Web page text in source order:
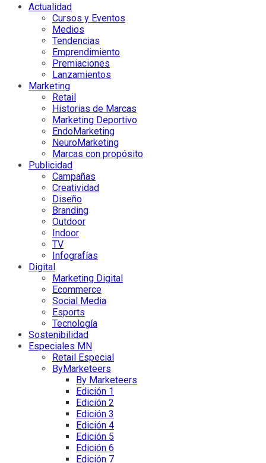
Actualidad
Cursos y Eventos
Medios
Tendencias
Emprendimiento
Premiaciones
Lanzamientos
Marketing
Retail
Historias de Marcas
Marketing Deportivo
EndoMarketing
NeuroMarketing
Marcas con propósito
Publicidad
Campañas
Creatividad
Diseño
Branding
Outdoor
Indoor
TV
Infografías
Digital
Marketing Digital
Ecommerce
Social Media
Esports
Tecnología
Sostenibilidad
Especiales MN
Retail Especial
ByMarketeers
By Marketeers
Edición 1
Edición 2
Edición 3
Edición 4
Edición 5
Edición 6
Edición 7